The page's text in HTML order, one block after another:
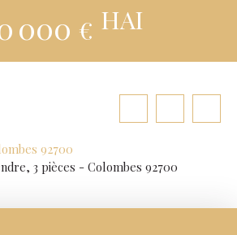
000 € HAI
92700
3 pièces - Colombes 92700